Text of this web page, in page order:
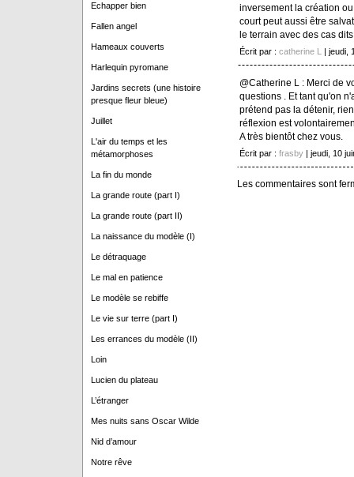
Echapper bien
Fallen angel
Hameaux couverts
Harlequin pyromane
Jardins secrets (une histoire
presque fleur bleue)
Juillet
L'air du temps et les
métamorphoses
La fin du monde
La grande route (part I)
La grande route (part II)
La naissance du modèle (I)
Le détraquage
Le mal en patience
Le modèle se rebiffe
Le vie sur terre (part I)
Les errances du modèle (II)
Loin
Lucien du plateau
L’étranger
Mes nuits sans Oscar Wilde
Nid d’amour
Notre rêve
inversement la création
court peut aussi être
le terrain avec des cas
Écrit par : catherine L | jeudi,
@Catherine L : Merci de
questions . Et tant qu'on
prétend pas la détenir,
réflexion est
A très bientôt chez vous.
Écrit par : frasby| jeudi, 10
Les commentaires sont